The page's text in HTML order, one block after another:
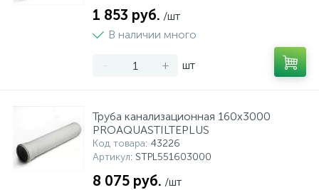
1 853 руб. /шт
В наличии много
- + шт
Труба канализационная 160x3000
PROAQUASTILTEPLUS
Код товара: 43226
Артикул: STPL551603000
8 075 руб. /шт